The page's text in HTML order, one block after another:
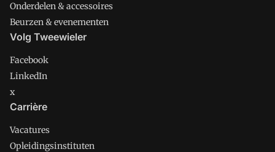
Onderdelen & accessoires
Beurzen & evenementen
Volg Tweewieler
Facebook
LinkedIn
x
Carrière
Vacatures
Opleidingsinstituten